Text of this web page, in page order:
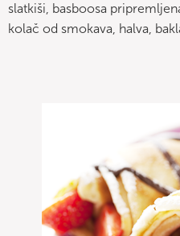
slatkiši, basboosa
kolač od smokava, halva,